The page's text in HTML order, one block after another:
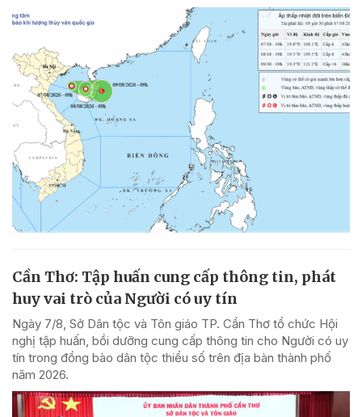
Cần Thơ: Tập huấn cung cấp thông tin, phát
huy vai trò của Người có uy tín
Ngày 7/8, Sở Dân tộc và Tôn giáo TP. Cần Thơ tổ chức Hội
nghị tập huấn, bồi dưỡng cung cấp thông tin cho Người có uy
tín trong đồng bào dân tộc thiểu số trên địa bàn thành phố
năm 2026.